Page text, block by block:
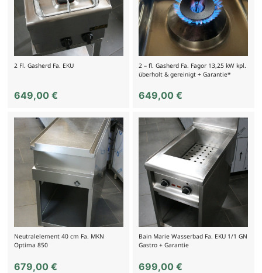
2 Fl. Gasherd Fa. EKU
649,00 €
2 – fl. Gasherd Fa. Fagor 13,25 kW kpl.
überholt & gereinigt + Garantie*
649,00€
Neutralelement 40 cm Fa. MKN
Optima 850
679,00 €
Bain Marie Wasserbad Fa. EKU 1/1 GN
Gastro + Garantie
699,00€